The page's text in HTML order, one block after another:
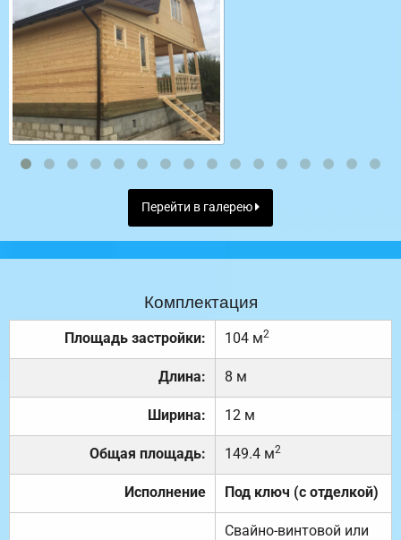
Перейти в галерею
Комплектация
Площадь застройки: 104 м2
Длина: 8 м
Ширина: 12 м
Общая площадь: 149.4 м2
Исполнение Под ключ (с отделкой)
Свайно-винтовой или